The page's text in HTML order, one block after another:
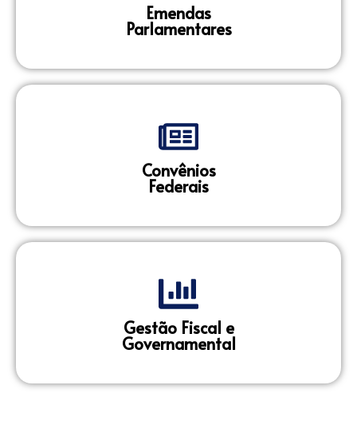
Emendas
Parlamentares
Convênios
Federais
Gestão Fiscal e
Governamental